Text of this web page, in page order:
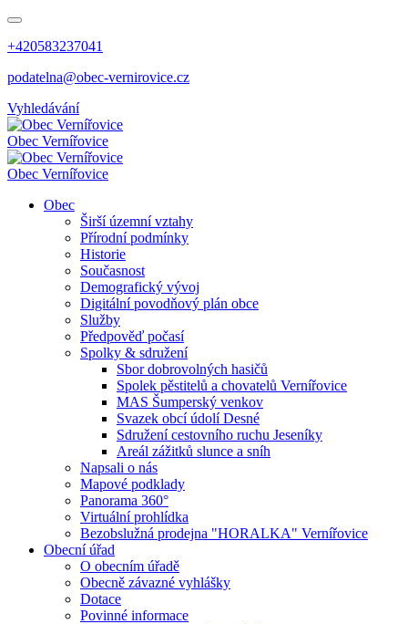
+420583237041
podatelna@obec-vernirovice.cz
Vyhledávání
Obec Vernířovice
Obec Vernířovice
Obec
Širší územní vztahy
Přírodní podmínky
Historie
Současnost
Demografický vývoj
Digitální povodňový plán obce
Služby
Předpověď počasí
Spolky & sdružení
Sbor dobrovolných hasičů
Spolek pěstitelů a chovatelů Vernířovice
MAS Šumperský venkov
Svazek obcí údolí Desné
Sdružení cestovního ruchu Jeseníky
Areál zážitků slunce a sníh
Napsali o nás
Mapové podklady
Panorama 360°
Virtuální prohlídka
Bezobslužná prodejna "HORALKA" Vernířovice
Obecní úřad
O obecním úřadě
Obecně závazné vyhlášky
Dotace
Povinné informace